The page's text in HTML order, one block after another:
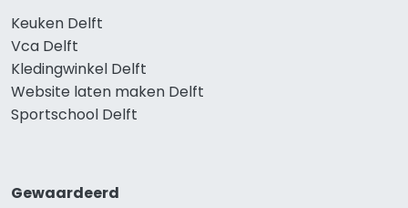
Keuken Delft
Vca Delft
Kledingwinkel Delft
Website laten maken Delft
Sportschool Delft
Gewaardeerd